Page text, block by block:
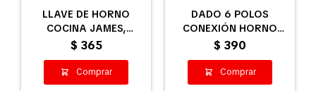
LLAVE DE HORNO
COCINA JAMES,
THOMPSON, PUNKTAL
$ 365
DADO 6 POLOS
CONEXIÓN HORNO
COCINA ELECTRICA
$ 390